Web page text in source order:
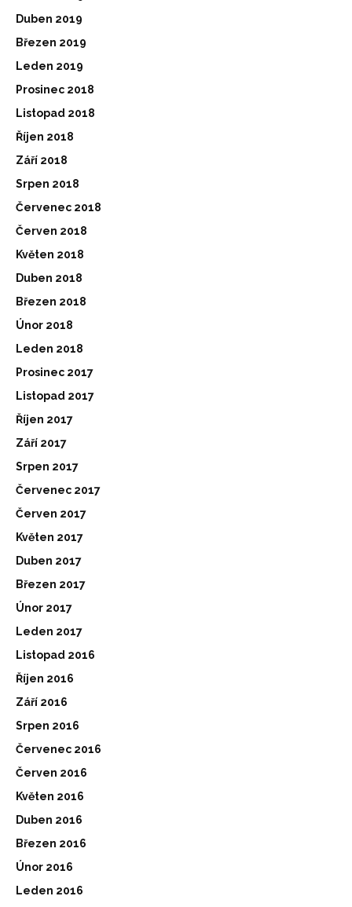
Duben 2019
Březen 2019
Leden 2019
Prosinec 2018
Listopad 2018
Říjen 2018
Září 2018
Srpen 2018
Červenec 2018
Červen 2018
Květen 2018
Duben 2018
Březen 2018
Únor 2018
Leden 2018
Prosinec 2017
Listopad 2017
Říjen 2017
Září 2017
Srpen 2017
Červenec 2017
Červen 2017
Květen 2017
Duben 2017
Březen 2017
Únor 2017
Leden 2017
Listopad 2016
Říjen 2016
Září 2016
Srpen 2016
Červenec 2016
Červen 2016
Květen 2016
Duben 2016
Březen 2016
Únor 2016
Leden 2016